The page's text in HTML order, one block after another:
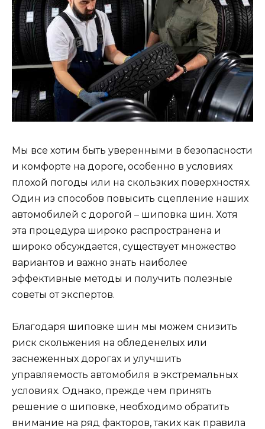
Мы все хотим быть уверенными в безопасности
и комфорте на дороге, особенно в условиях
плохой погоды или на скользких поверхностях.
Один из способов повысить сцепление наших
автомобилей с дорогой – шиповка шин. Хотя
эта процедура широко распространена и
широко обсуждается, существует множество
вариантов и важно знать наиболее
эффективные методы и получить полезные
советы от экспертов.
Благодаря шиповке шин мы можем снизить
риск скольжения на обледенелых или
заснеженных дорогах и улучшить
управляемость автомобиля в экстремальных
условиях. Однако, прежде чем принять
решение о шиповке, необходимо обратить
внимание на ряд факторов, таких как правила